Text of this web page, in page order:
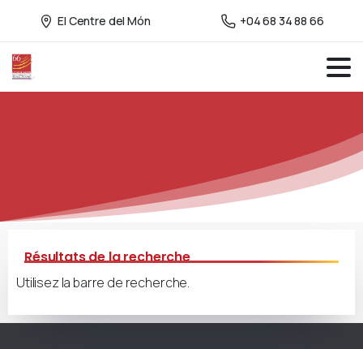
El Centre del Món +04 68 34 88 66
Résultats de la recherche
Utilisez la barre de recherche.